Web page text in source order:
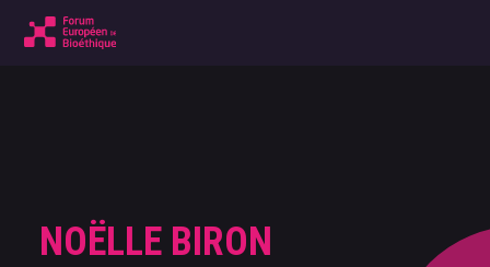
NOËLLE BIRON